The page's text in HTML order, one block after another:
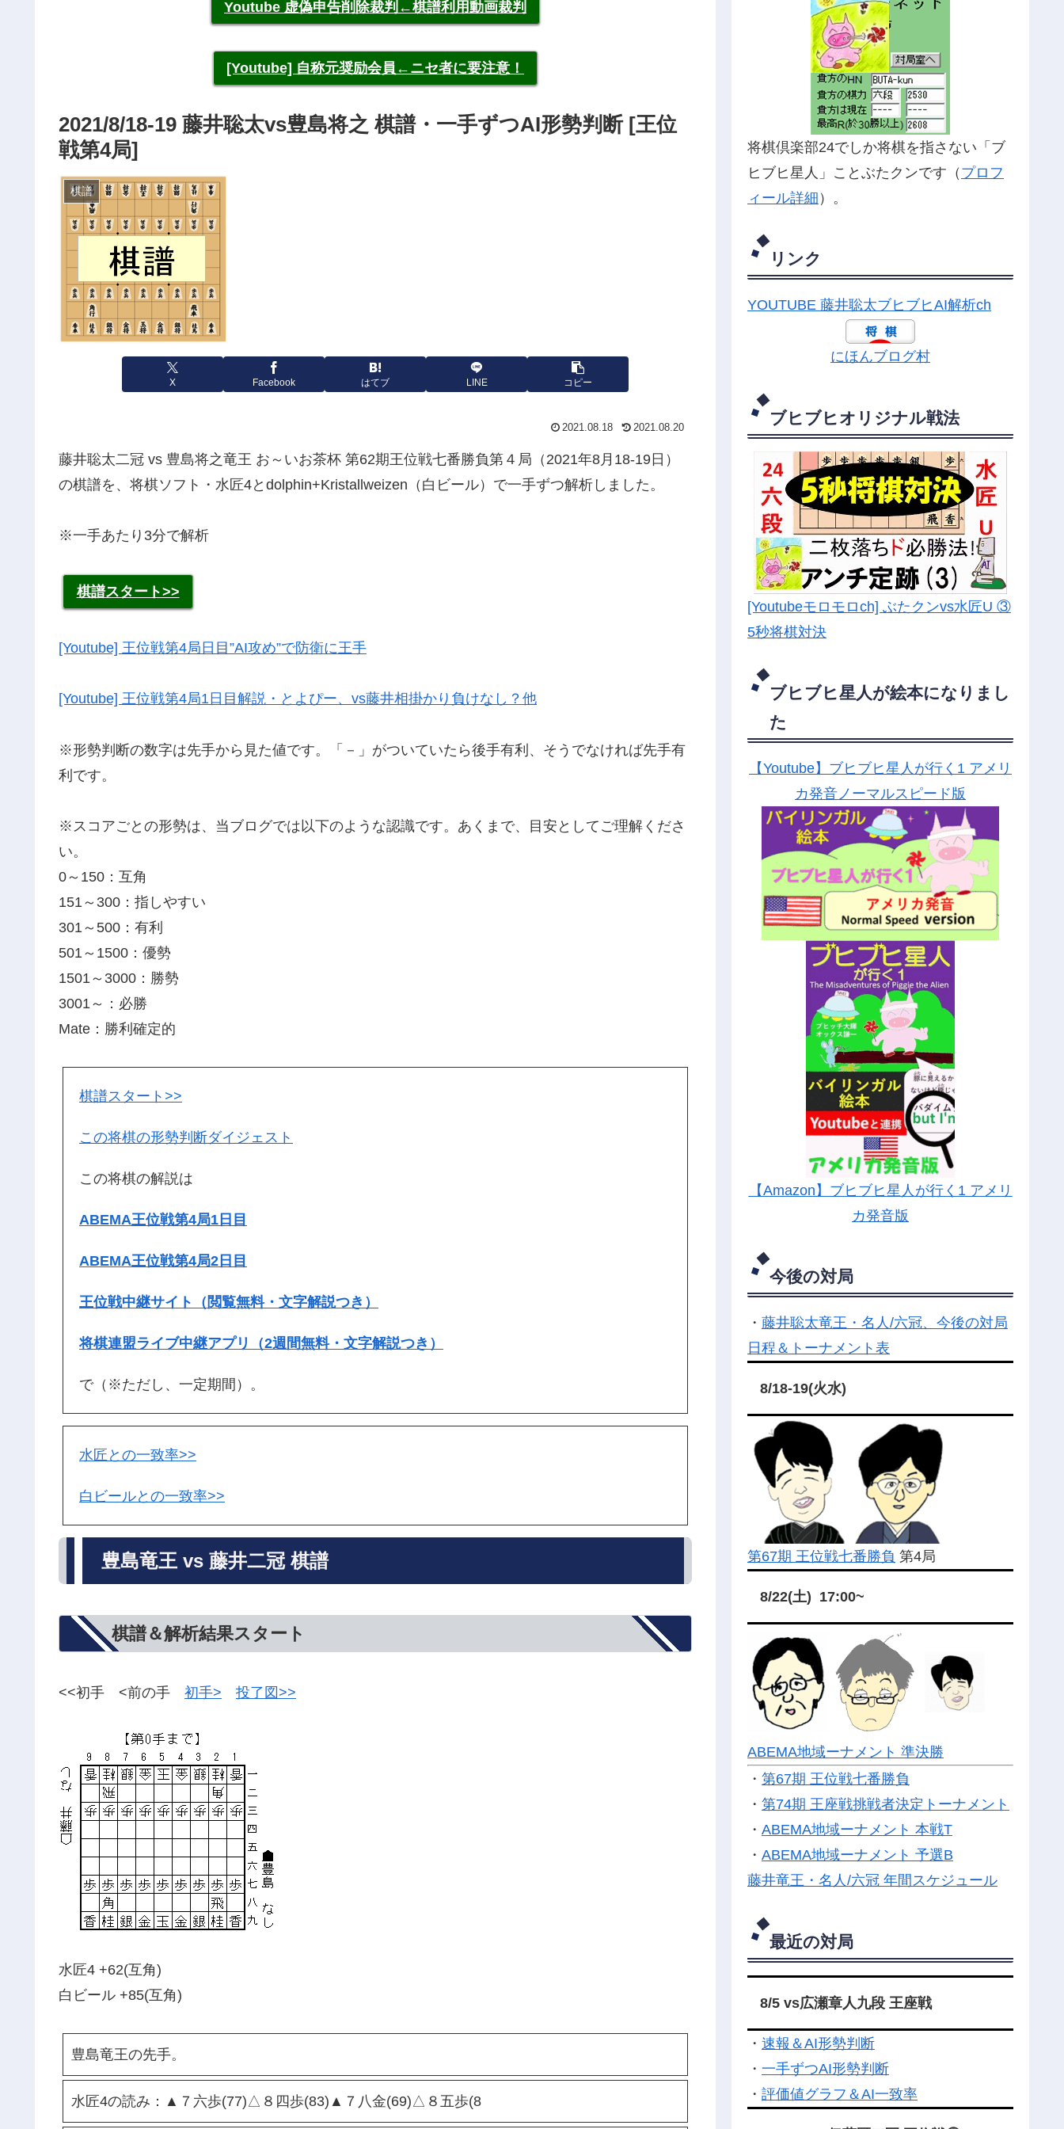
Youtube 虚偽申告削除裁判←棋譜利用動画裁判
[Youtube] 自称元奨励会員←ニセ者に要注意！
2021/8/18-19 藤井聡太vs豊島将之 棋譜・一手ずつAI形勢判断 [王位
戦第4局]
棋譜
X Facebook はてブ LINE コピー
2021.08.18 2021.08.20
藤井聡太二冠 vs 豊島将之竜王 お～いお茶杯 第62期王位戦七番勝負第４局（2021年8月18-19日）
の棋譜を、将棋ソフト・水匠4とdolphin+Kristallweizen（白ビール）で一手ずつ解析しました。
※一手あたり3分で解析
棋譜スタート>>
[Youtube] 王位戦第4局日目”AI攻め”で防衛に王手
[Youtube] 王位戦第4局1日目解説・とよぴー、vs藤井相掛かり負けなし？他
※形勢判断の数字は先手から見た値です。「－」がついていたら後手有利、そうでなければ先手有
利です。
※スコアごとの形勢は、当ブログでは以下のような認識です。あくまで、目安としてご理解くださ
い。
0～150：互角
151～300：指しやすい
301～500：有利
501～1500：優勢
1501～3000：勝勢
3001～：必勝
Mate：勝利確定的
棋譜スタート>>
この将棋の形勢判断ダイジェスト
この将棋の解説は
ABEMA王位戦第4局1日目
ABEMA王位戦第4局2日目
王位戦中継サイト（閲覧無料・文字解説つき）
将棋連盟ライブ中継アプリ（2週間無料・文字解説つき）
で（※ただし、一定期間）。
水匠との一致率>>
白ビールとの一致率>>
豊島竜王 vs 藤井二冠 棋譜
棋譜＆解析結果スタート
<<初手 <前の手 初手> 投了図>>
水匠4 +62(互角)
白ビール +85(互角)
豊島竜王の先手。
水匠4の読み：▲７六歩(77)△８四歩(83)▲７八金(69)△８五歩(8
将棋倶楽部24でしか将棋を指さない「ブ
ヒブヒ星人」ことぶたクンです（ プロフ
ィール詳細 ）。
リンク
YOUTUBE 藤井聡太ブヒブヒAI解析ch
にほんブログ村
ブヒブヒオリジナル戦法
[Youtubeモロモロch] ぶたクンvs水匠U ③
5秒将棋対決
ブヒブヒ星人が絵本になりまし
た
【Youtube】ブヒブヒ星人が行く1 アメリ
カ発音ノーマルスピード版
【Amazon】ブヒブヒ星人が行く1 アメリ
カ発音版
今後の対局
・ 藤井聡太竜王・名人/六冠、今後の対局
日程＆トーナメント表
8/18-19(火水)
第67期 王位戦七番勝負 第4局
8/22(土) 17:00~
ABEMA地域ーナメント 準決勝
・ 第67期 王位戦七番勝負
・ 第74期 王座戦挑戦者決定トーナメント
・ ABEMA地域ーナメント 本戦T
・ ABEMA地域ーナメント 予選B
藤井竜王・名人/六冠 年間スケジュール
最近の対局
8/5 vs広瀬章人九段 王座戦
・ 速報＆AI形勢判断
・ 一手ずつAI形勢判断
・ 評価値グラフ＆AI一致率